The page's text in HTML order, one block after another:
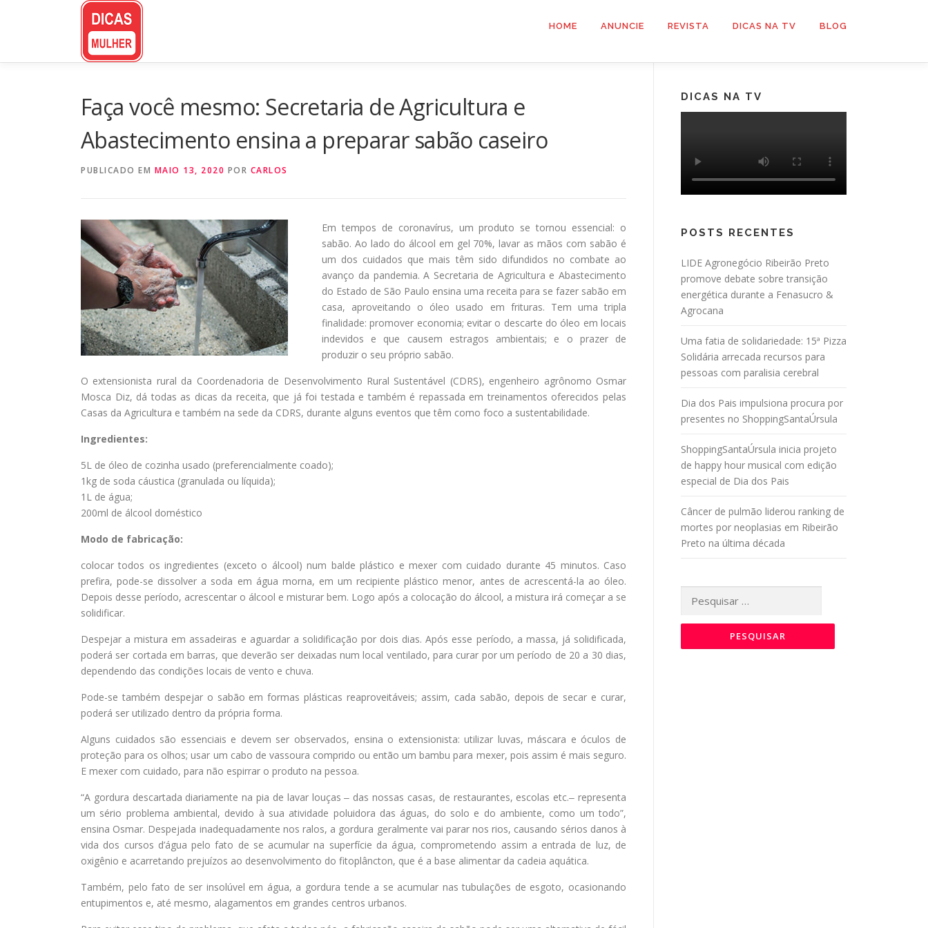
HOME ANUNCIE REVISTA DICAS NA TV BLOG
Faça você mesmo: Secretaria de Agricultura e
Abastecimento ensina a preparar sabão caseiro
PUBLICADO EM MAIO 13, 2020 POR CARLOS
Em tempos de coronavírus, um produto se tornou essencial: o
sabão. Ao lado do álcool em gel 70%, lavar as mãos com sabão é
um dos cuidados que mais têm sido difundidos no combate ao
avanço da pandemia. A Secretaria de Agricultura e Abastecimento
do Estado de São Paulo ensina uma receita para se fazer sabão em
casa, aproveitando o óleo usado em frituras. Tem uma tripla
finalidade: promover economia; evitar o descarte do óleo em locais
indevidos e que causem estragos ambientais; e o prazer de
produzir o seu próprio sabão.
O extensionista rural da Coordenadoria de Desenvolvimento Rural Sustentável (CDRS), engenheiro agrônomo Osmar
Mosca Diz, dá todas as dicas da receita, que já foi testada e também é repassada em treinamentos oferecidos pelas
Casas da Agricultura e também na sede da CDRS, durante alguns eventos que têm como foco a sustentabilidade.
Ingredientes:
5L de óleo de cozinha usado (preferencialmente coado);
1kg de soda cáustica (granulada ou líquida);
1L de água;
200ml de álcool doméstico
Modo de fabricação:
colocar todos os ingredientes (exceto o álcool) num balde plástico e mexer com cuidado durante 45 minutos. Caso
prefira, pode-se dissolver a soda em água morna, em um recipiente plástico menor, antes de acrescentá-la ao óleo.
Depois desse período, acrescentar o álcool e misturar bem. Logo após a colocação do álcool, a mistura irá começar a se
solidificar.
Despejar a mistura em assadeiras e aguardar a solidificação por dois dias. Após esse período, a massa, já solidificada,
poderá ser cortada em barras, que deverão ser deixadas num local ventilado, para curar por um período de 20 a 30 dias,
dependendo das condições locais de vento e chuva.
Pode-se também despejar o sabão em formas plásticas reaproveitáveis; assim, cada sabão, depois de secar e curar,
poderá ser utilizado dentro da própria forma.
Alguns cuidados são essenciais e devem ser observados, ensina o extensionista: utilizar luvas, máscara e óculos de
proteção para os olhos; usar um cabo de vassoura comprido ou então um bambu para mexer, pois assim é mais seguro.
E mexer com cuidado, para não espirrar o produto na pessoa.
“A gordura descartada diariamente na pia de lavar louças ‒ das nossas casas, de restaurantes, escolas etc.‒ representa
um sério problema ambiental, devido à sua atividade poluidora das águas, do solo e do ambiente, como um todo”,
ensina Osmar. Despejada inadequadamente nos ralos, a gordura geralmente vai parar nos rios, causando sérios danos à
vida dos cursos d’água pelo fato de se acumular na superfície da água, comprometendo assim a entrada de luz, de
oxigênio e acarretando prejuízos ao desenvolvimento do fitoplâncton, que é a base alimentar da cadeia aquática.
Também, pelo fato de ser insolúvel em água, a gordura tende a se acumular nas tubulações de esgoto, ocasionando
entupimentos e, até mesmo, alagamentos em grandes centros urbanos.
DICAS NA TV
POSTS RECENTES
LIDE Agronegócio Ribeirão Preto
promove debate sobre transição
energética durante a Fenasucro &
Agrocana
Uma fatia de solidariedade: 15ª Pizza
Solidária arrecada recursos para
pessoas com paralisia cerebral
Dia dos Pais impulsiona procura por
presentes no ShoppingSantaÚrsula
ShoppingSantaÚrsula inicia projeto
de happy hour musical com edição
especial de Dia dos Pais
Câncer de pulmão liderou ranking de
mortes por neoplasias em Ribeirão
Preto na última década
por: